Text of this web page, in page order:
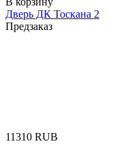
Дверь ДК Тоскана 2
Предзаказ
‍11310‍ RUB